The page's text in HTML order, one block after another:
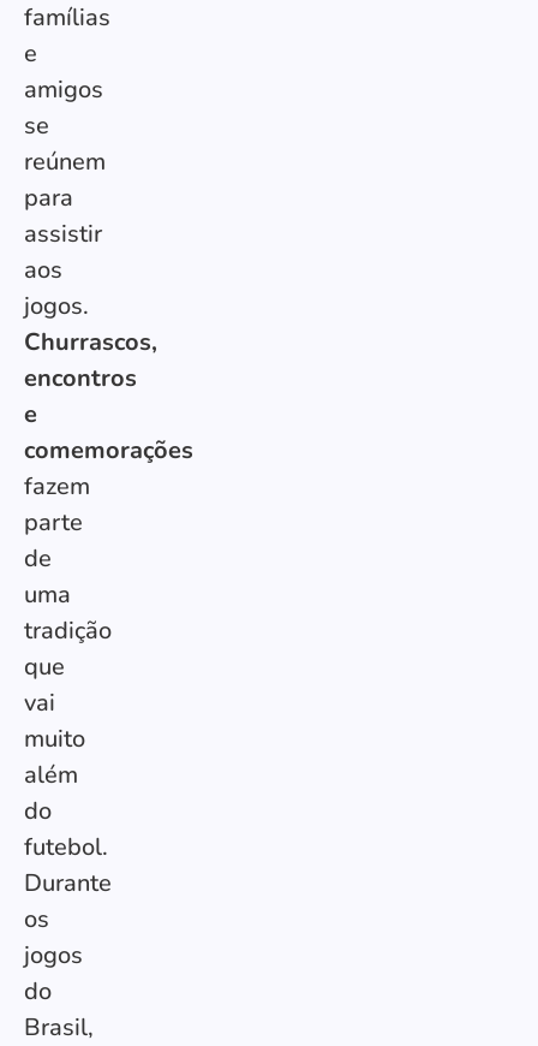
famílias
e
amigos
se
reúnem
para
assistir
aos
jogos.
Churrascos,
encontros
e
comemorações
fazem
parte
de
uma
tradição
que
vai
muito
além
do
futebol.
Durante
os
jogos
do
Brasil,